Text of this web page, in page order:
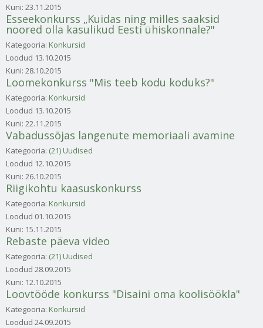
Kuni: 23.11.2015
Esseekonkurss „Kuidas ning milles saaksid
noored olla kasulikud Eesti ühiskonnale?"
Kategooria: Konkursid
Loodud 13.10.2015
Kuni: 28.10.2015
Loomekonkurss "Mis teeb kodu koduks?"
Kategooria: Konkursid
Loodud 13.10.2015
Kuni: 22.11.2015
Vabadussõjas langenute memoriaali avamine
Kategooria: (21) Uudised
Loodud 12.10.2015
Kuni: 26.10.2015
Riigikohtu kaasuskonkurss
Kategooria: Konkursid
Loodud 01.10.2015
Kuni: 15.11.2015
Rebaste päeva video
Kategooria: (21) Uudised
Loodud 28.09.2015
Kuni: 12.10.2015
Loovtööde konkurss "Disaini oma koolisöökla"
Kategooria: Konkursid
Loodud 24.09.2015